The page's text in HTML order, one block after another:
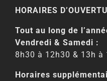
HORAIRES
Tout au long de
Vendredi & Samedi :
8h30 à 12h30 & 13h à
Horaires